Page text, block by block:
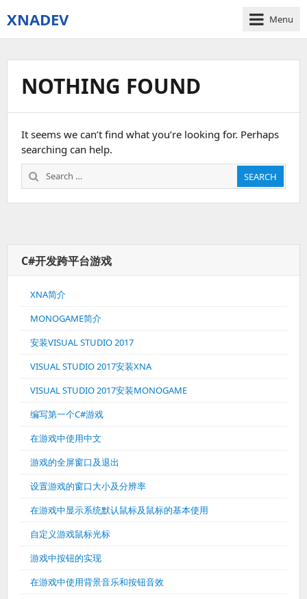
XNADEV Menu
NOTHING FOUND
It seems we can’t find what you’re looking for. Perhaps
searching can help.
Search
for:
SEARCH
C#开发跨平台游戏
XNA简介
MONOGAME简介
安装VISUAL STUDIO 2017
VISUAL STUDIO 2017安装XNA
VISUAL STUDIO 2017安装MONOGAME
编写第一个C#游戏
在游戏中使用中文
游戏的全屏窗口及退出
设置游戏的窗口大小及分辨率
在游戏中显示系统默认鼠标及鼠标的基本使用
自定义游戏鼠标光标
游戏中按钮的实现
在游戏中使用背景音乐和按钮音效